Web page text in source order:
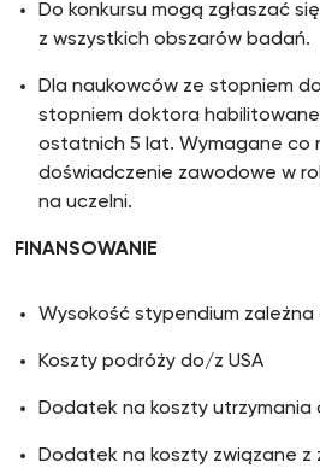
Do konkursu mogą zgłaszać
z wszystkich obszarów badań.
Dla naukowców ze stopniem
stopniem doktora
ostatnich 5 lat. Wymagane co
doświadczenie zawodowe w
na uczelni.
FINANSOWANIE
Wysokość stypendium
Koszty podróży do/z USA
Dodatek na koszty utrzymania
Dodatek na koszty związane